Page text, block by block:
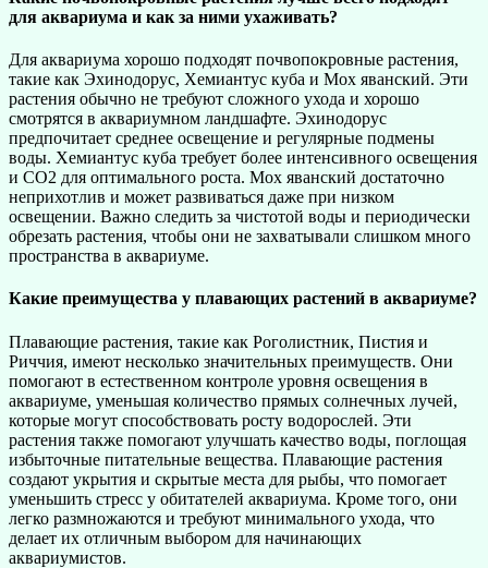
для аквариума и как за ними ухаживать?
Для аквариума хорошо подходят почвопокровные растения,
такие как Эхинодорус, Хемиантус куба и Мох яванский. Эти
растения обычно не требуют сложного ухода и хорошо
смотрятся в аквариумном ландшафте. Эхинодорус
предпочитает среднее освещение и регулярные подмены
воды. Хемиантус куба требует более интенсивного освещения
и СО2 для оптимального роста. Мох яванский достаточно
неприхотлив и может развиваться даже при низком
освещении. Важно следить за чистотой воды и периодически
обрезать растения, чтобы они не захватывали слишком много
пространства в аквариуме.
Какие преимущества у плавающих растений в аквариуме?
Плавающие растения, такие как Роголистник, Пистия и
Риччия, имеют несколько значительных преимуществ. Они
помогают в естественном контроле уровня освещения в
аквариуме, уменьшая количество прямых солнечных лучей,
которые могут способствовать росту водорослей. Эти
растения также помогают улучшать качество воды, поглощая
избыточные питательные вещества. Плавающие растения
создают укрытия и скрытые места для рыбы, что помогает
уменьшить стресс у обитателей аквариума. Кроме того, они
легко размножаются и требуют минимального ухода, что
делает их отличным выбором для начинающих
аквариумистов.